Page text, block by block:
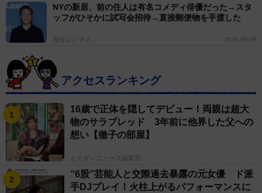
NYの新居、前の住人は有名コメディ俳優だった→スタ
ッフがひそかに試写会招待→直接郵便物を手渡した
海外エンタメ 2026.08.09
アクセスランキング
16歳で正体を隠してデビュー！両親は超大
物のサラブレッド 3年前に他界した父への
想い【徹子の部屋】
よろず～ニュース編集部
“6股”芸能人と交際過去暴露の元女優 ド派
手DJプレイ！火柱上がるパフォーマンスに